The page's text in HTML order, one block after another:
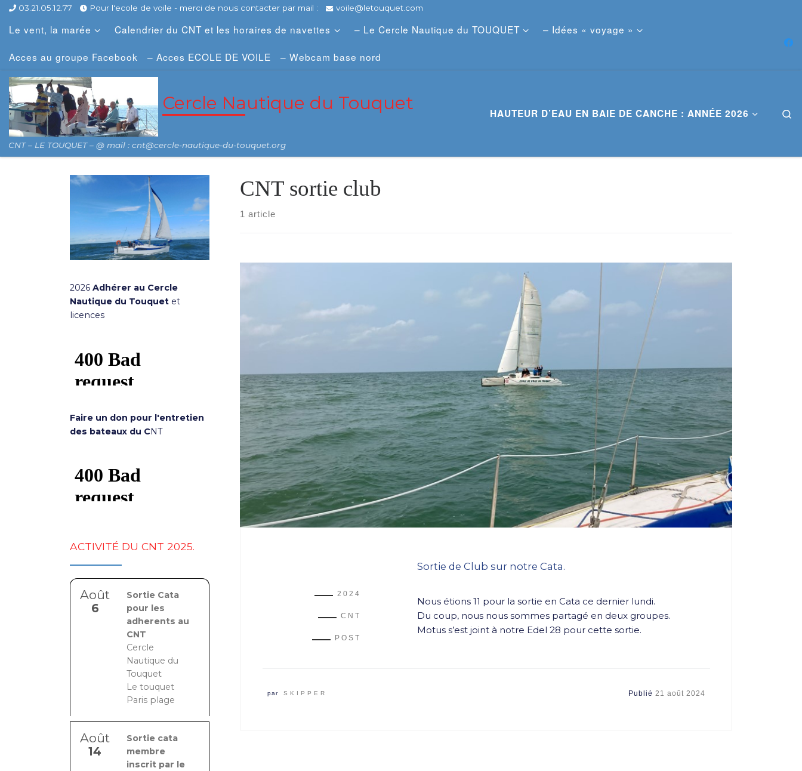
03.21.05.12.77 Pour l'ecole de voile - merci de nous contacter par mail : voile@letouquet.com
Le vent, la marée Calendrier du CNT et les horaires de navettes – Le Cercle Nautique du TOUQUET – Idées « voyage »
Acces au groupe Facebook – Acces ECOLE DE VOILE – Webcam base nord
Cercle Nautique du Touquet
CNT – LE TOUQUET – @ mail : cnt@cercle-nautique-du-touquet.org
HAUTEUR D’EAU EN BAIE DE CANCHE : ANNÉE 2026
CNT sortie club
1 article
Sortie de Club sur notre Cata.
2024
CNT
POST
Nous étions 11 pour la sortie en Cata ce dernier lundi.
Du coup, nous nous sommes partagé en deux groupes.
Motus s’est joint à notre Edel 28 pour cette sortie.
par SKIPPER Publié 21 août 2024
2026 Adhérer au Cercle
Nautique du Touquet et
licences
Faire un don pour l'entretien
des bateaux du CNT
ACTIVITÉ DU CNT 2025.
Août
6
Sortie Cata
pour les
adherents au
CNT
Cercle
Nautique du
Touquet
Le touquet
Paris plage
Août
14
Sortie cata
membre
inscrit par le